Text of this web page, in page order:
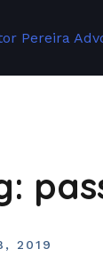
2019